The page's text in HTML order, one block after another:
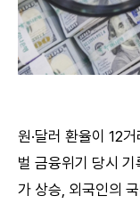
원·달러 환율이 12
벌 금융위기 당시
가 상승, 외국인의